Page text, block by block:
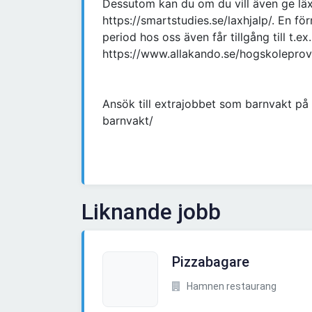
Dessutom kan du om du vill även ge
https://smartstudies.se/laxhjalp/. En
period hos oss även får tillgång till
https://www.allakando.se/
Ansök till extrajobbet som barnvakt
barnvakt/
Liknande jobb
Pizzabagare
Hamnen restaurang